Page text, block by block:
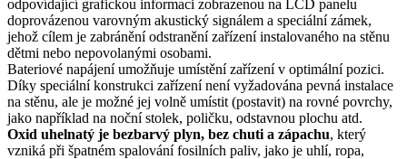
odpovídající grafickou informaci zobrazenou na LCD panelu
doprovázenou varovným akustický signálem a speciální zámek,
jehož cílem je zabránění odstranění zařízení instalovaného na stěnu
dětmi nebo nepovolanými osobami.
Bateriové napájení umožňuje umístění zařízení v optimální pozici.
Díky speciální konstrukci zařízení není vyžadována pevná instalace
na stěnu, ale je možné jej volně umístit (postavit) na rovné povrchy,
jako například na noční stolek, poličku, odstavnou plochu atd.
Oxid uhelnatý je bezbarvý plyn, bez chuti a zápachu, který
vzniká při špatném spalování fosilních paliv, jako je uhlí, ropa,